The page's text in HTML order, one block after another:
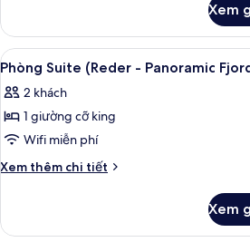
Panoramic
Fjord
View)
Phòng
Suite
(Polar
Panoramic
Fjord
Xem
Xem
tất
cả
ảnh
Phòng
Suite
Panoramic
Phòng
4
Phòng Suite (Reder - Panoramic
2 khách
1 giường cỡ king
Wifi miễn phí
Xem thêm chi tiết
Chi
Phòng
Xem